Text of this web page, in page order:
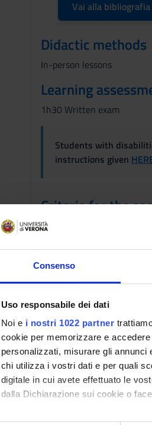
Consenso
Uso responsabile dei dati
Noi e i nostri 1022 partner
cookie per memorizzare e
personalizzati, misurare gli
chi utilizza i vostri dati e per quali
digitale in cui avete effettuato le
dalla Dichiarazione sui cookie o
Con il tuo consenso, vorremmo
Vai alla bibliografia
Didactic methods
In-person lessons
Learning
1h30 Written exam
Students with
instructions given
Criteria for the
The exam will cover Part 1
Scheduled
WHEN
Monday 03 November
2025
11:00 - 13:30
Duration: 3:00 AM
Friday 07 November
2025